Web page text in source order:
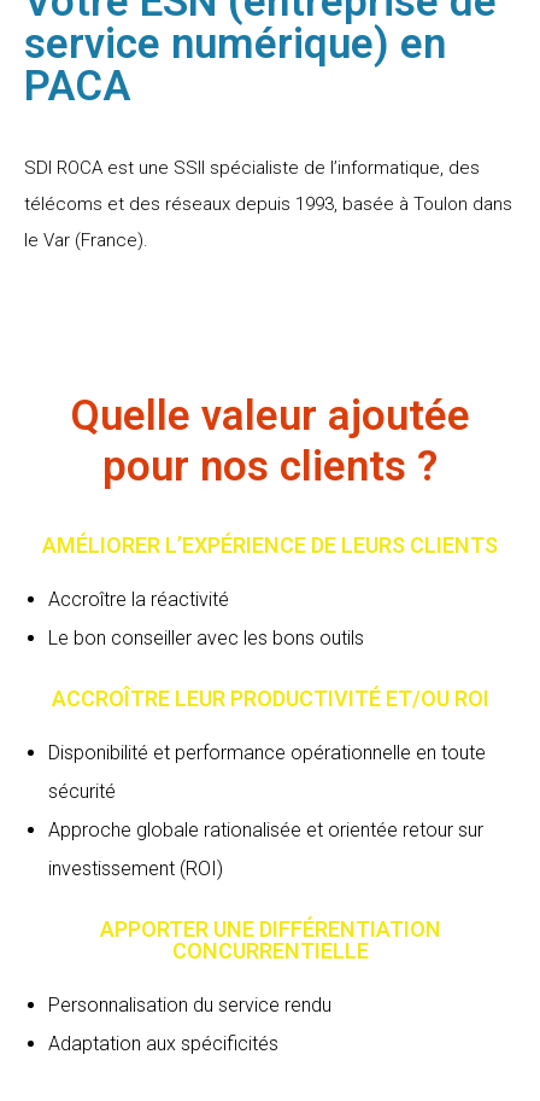
service numérique) en
PACA
SDI ROCA est une SSII spécialiste de l’informatique, des
télécoms et des réseaux depuis 1993, basée à Toulon dans
le Var (France).
Quelle valeur ajoutée
pour nos clients ?
AMÉLIORER L’EXPÉRIENCE DE LEURS CLIENTS
Accroître la réactivité
Le bon conseiller avec les bons outils
ACCROÎTRE LEUR PRODUCTIVITÉ ET/OU ROI
Disponibilité et performance opérationnelle en toute
sécurité
Approche globale rationalisée et orientée retour sur
investissement (ROI)
APPORTER UNE DIFFÉRENTIATION
CONCURRENTIELLE
Personnalisation du service rendu
Adaptation aux spécificités